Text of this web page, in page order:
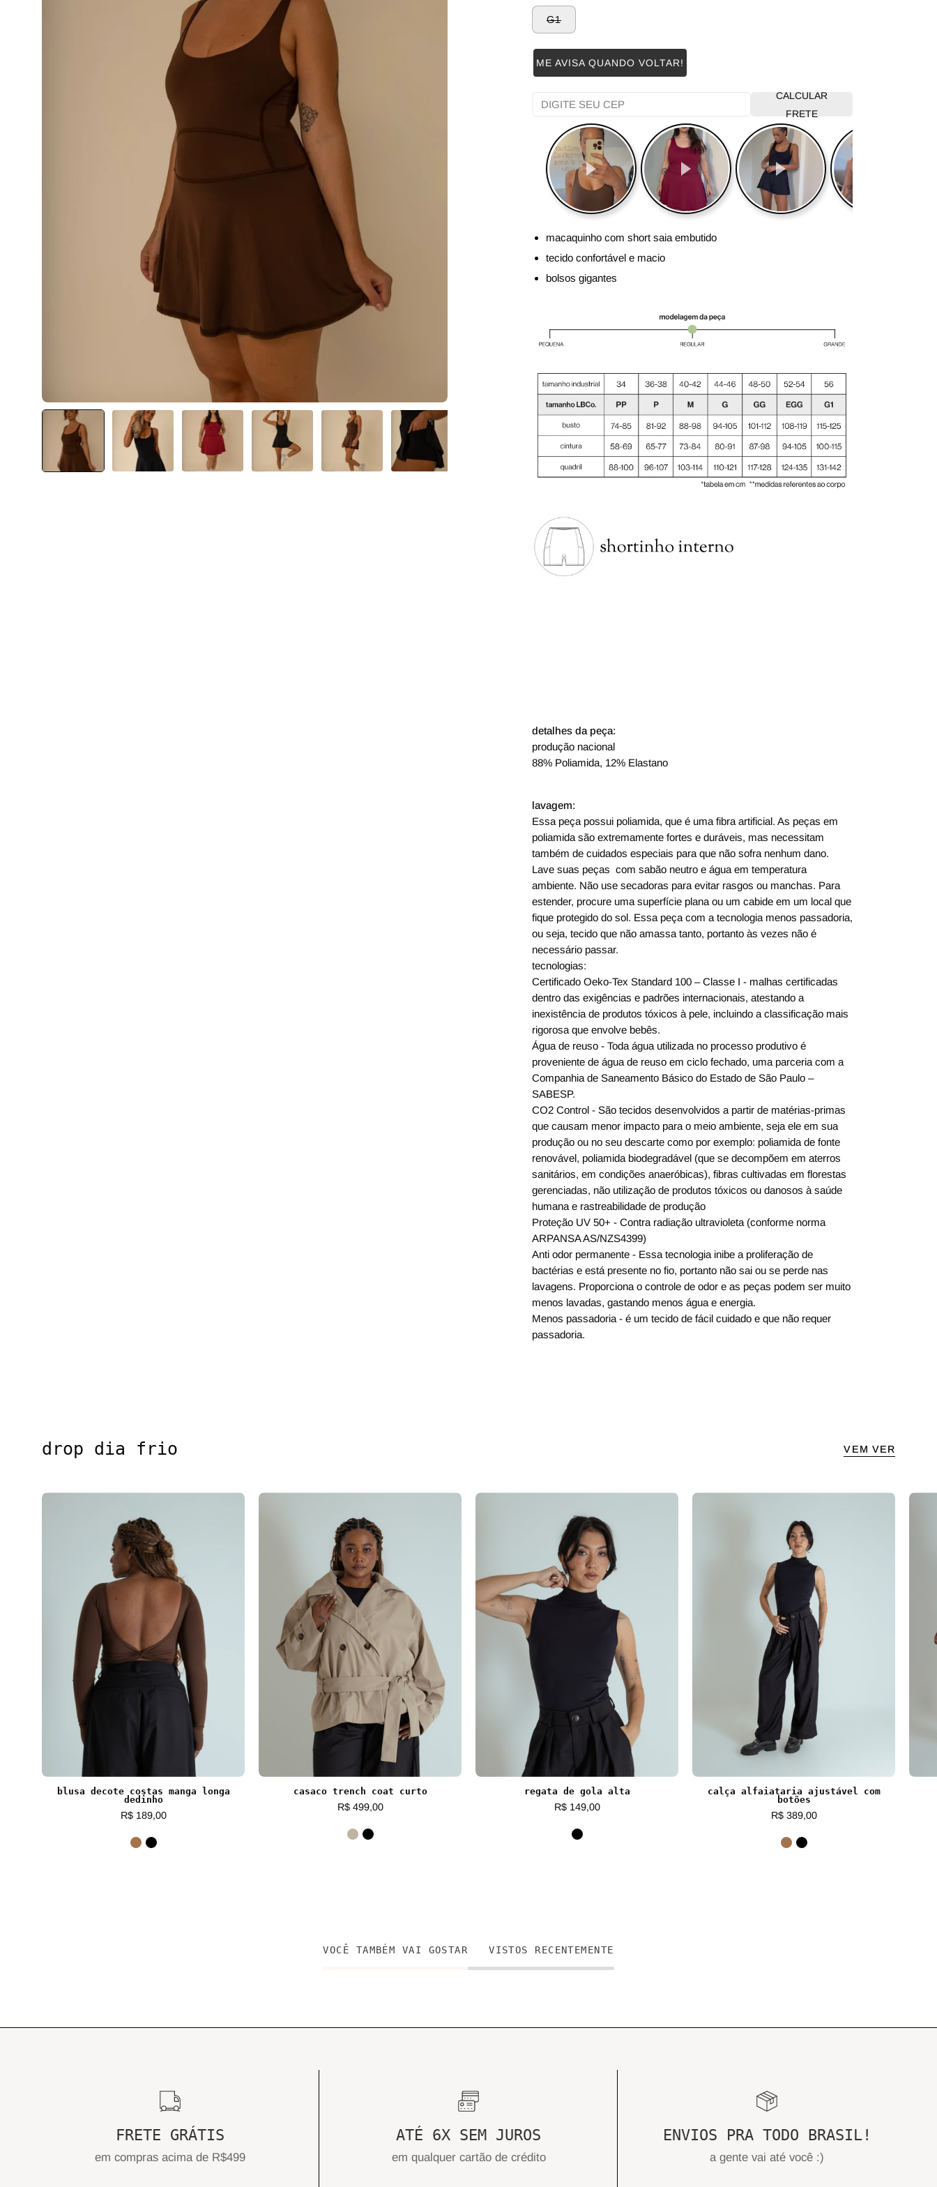
G1
ME AVISA QUANDO VOLTAR!
CALCULAR
FRETE
macaquinho com short saia embutido
tecido confortável e macio
bolsos gigantes
detalhes da peça:
produção nacional
88% Poliamida, 12% Elastano
lavagem:
Essa peça possui poliamida, que é uma fibra artificial. As peças em
poliamida são extremamente fortes e duráveis, mas necessitam
também de cuidados especiais para que não sofra nenhum dano.
Lave suas peças com sabão neutro e água em temperatura
ambiente. Não use secadoras para evitar rasgos ou manchas. Para
estender, procure uma superfície plana ou um cabide em um local que
fique protegido do sol. Essa peça com a tecnologia menos passadoria,
ou seja, tecido que não amassa tanto, portanto às vezes não é
necessário passar.
tecnologias:
Certificado Oeko-Tex Standard 100 – Classe I - malhas certificadas
dentro das exigências e padrões internacionais, atestando a
inexistência de produtos tóxicos à pele, incluindo a classificação mais
rigorosa que envolve bebês.
Água de reuso - Toda água utilizada no processo produtivo é
proveniente de água de reuso em ciclo fechado, uma parceria com a
Companhia de Saneamento Básico do Estado de São Paulo –
SABESP.
CO2 Control - São tecidos desenvolvidos a partir de matérias-primas
que causam menor impacto para o meio ambiente, seja ele em sua
produção ou no seu descarte como por exemplo: poliamida de fonte
renovável, poliamida biodegradável (que se decompõem em aterros
sanitários, em condições anaeróbicas), fibras cultivadas em florestas
gerenciadas, não utilização de produtos tóxicos ou danosos à saúde
humana e rastreabilidade de produção
Proteção UV 50+ - Contra radiação ultravioleta (conforme norma
ARPANSA AS/NZS4399)
Anti odor permanente - Essa tecnologia inibe a proliferação de
bactérias e está presente no fio, portanto não sai ou se perde nas
lavagens. Proporciona o controle de odor e as peças podem ser muito
menos lavadas, gastando menos água e energia.
Menos passadoria - é um tecido de fácil cuidado e que não requer
passadoria.
drop dia frio VEM VER
blusa decote costas manga longa dedinho
blusa decote costas manga longa
dedinho
R$ 189,00
casaco trench coat curto
casaco trench coat curto
R$ 499,00
regata de gola alta
R$ 149,00
calça alfaiataria ajustável
calça alfaiataria ajustável com
botões
R$ 389,00
VOCÊ TAMBÉM VAI GOSTAR VISTOS RECENTEMENTE
FRETE GRÁTIS
em compras acima de R$499
ATÉ 6X SEM JUROS
em qualquer cartão de crédito
ENVIOS PRA TODO BRASIL!
a gente vai até você :)